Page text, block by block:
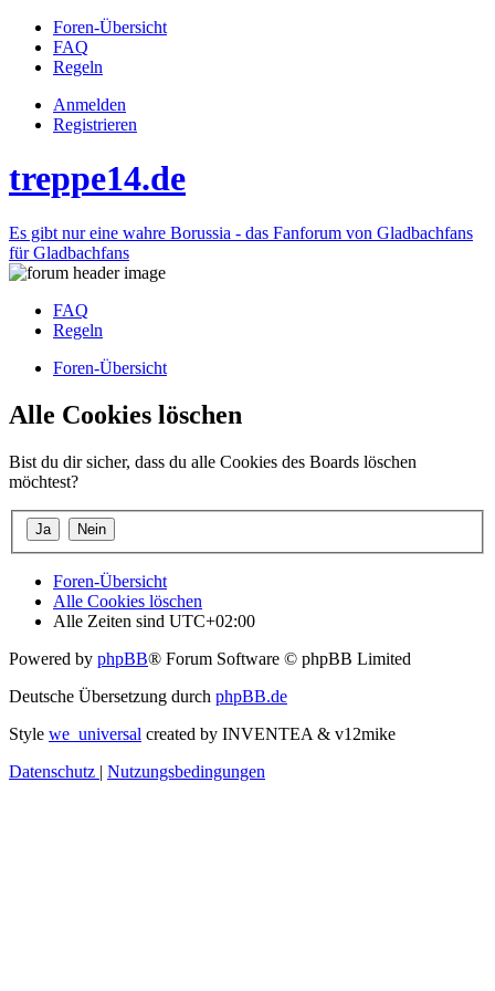
Foren-Übersicht
FAQ
Regeln
Anmelden
Registrieren
treppe14.de
Es gibt nur eine wahre Borussia - das Fanforum von Gladbachfans
für Gladbachfans
FAQ
Regeln
Foren-Übersicht
Alle Cookies löschen
Bist du dir sicher, dass du alle Cookies des Boards löschen
möchtest?
Foren-Übersicht
Alle Cookies löschen
Alle Zeiten sind UTC+02:00
Powered by phpBB® Forum Software © phpBB Limited
Deutsche Übersetzung durch phpBB.de
Style we_universal created by INVENTEA & v12mike
Datenschutz | Nutzungsbedingungen